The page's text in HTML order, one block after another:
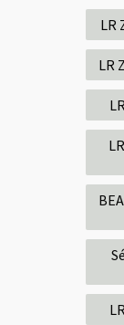
LR
LR